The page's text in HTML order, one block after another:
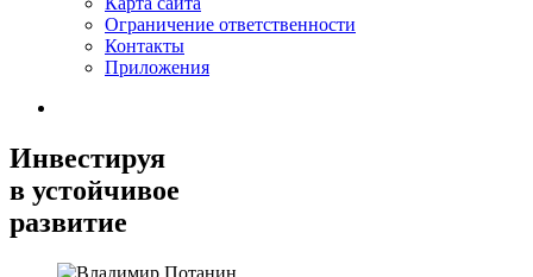
Ограничение ответственности
Контакты
Приложения
Инвестируя
в устойчивое
развитие